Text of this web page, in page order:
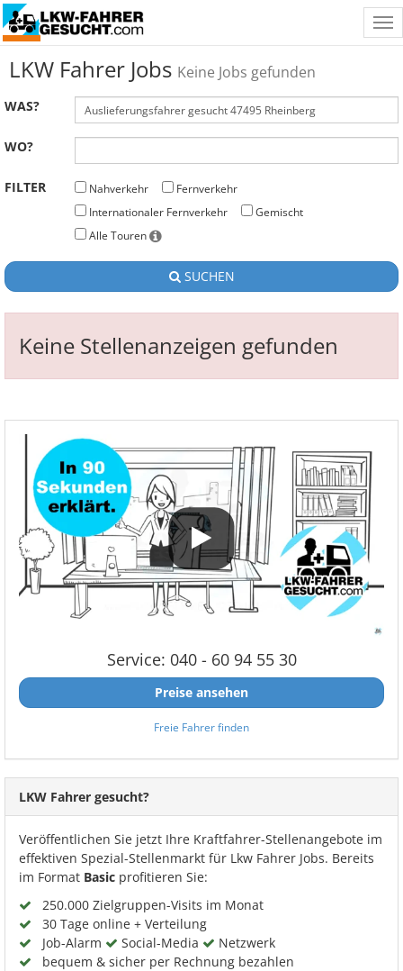
LKW Fahrer Jobs Keine Jobs gefunden
WAS?
WO?
FILTER Nahverkehr
Fernverkehr
Internationaler Fernverkehr
Gemischt
Alle Touren
SUCHEN
Keine Stellenanzeigen gefunden
Service: 040 - 60 94 55 30
Preise ansehen
Freie Fahrer finden
LKW Fahrer gesucht?
Veröffentlichen Sie jetzt Ihre Kraftfahrer-Stellenangebote im
effektiven Spezial-Stellenmarkt für Lkw Fahrer Jobs. Bereits
im Format Basic profitieren Sie:
250.000 Zielgruppen-Visits im Monat
30 Tage online + Verteilung
Job-Alarm
Social-Media
Netzwerk
bequem & sicher per Rechnung bezahlen